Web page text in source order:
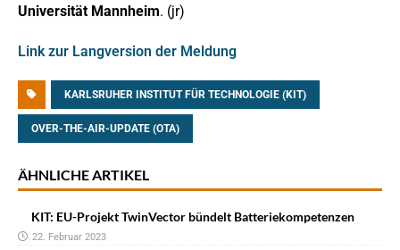
Universität Mannheim. (jr)
Link zur Langversion der Meldung
KARLSRUHER INSTITUT FÜR TECHNOLOGIE (KIT)
OVER-THE-AIR-UPDATE (OTA)
ÄHNLICHE ARTIKEL
KIT: EU-Projekt TwinVector bündelt Batteriekompetenzen
22. Februar 2023